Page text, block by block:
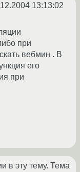
13:13:02
при
вебмин . В
его
при
в эту тему. Тема